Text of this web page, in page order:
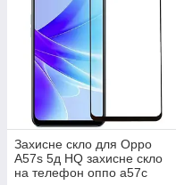
Захисне скло для Oppo
A57s 5д HQ захисне скло
на телефон оппо а57с